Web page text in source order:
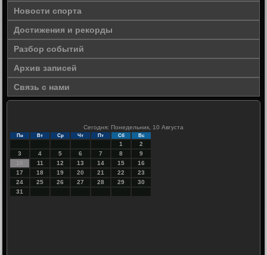
Новости спорта
Достижения и рекорды
Разбор событий
Архив записей
Связь с нами
Сегодня: Понедельник, 10 Августа
Пн Вт Ср Чт Пт Сб Вс
1
2
3
4 5 6 7 8
9
10
11 12 13 14 15
16
17
18 19 20 21 22
23
24
25 26 27 28 29
30
31